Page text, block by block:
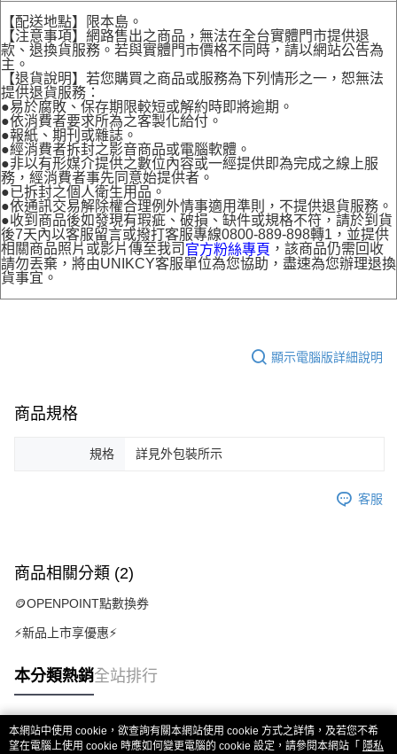
【配送地點】限本島。
【注意事項】網路售出之商品，無法在全台實體門市提供退
款、退換貨服務。若與實體門市價格不同時，請以網站公告為
主。
【退貨說明】若您購買之商品或服務為下列情形之一，恕無法
提供退貨服務：
●易於腐敗、保存期限較短或解約時即將逾期。
●依消費者要求所為之客製化給付。
●報紙、期刊或雜誌。
●經消費者拆封之影音商品或電腦軟體。
●非以有形媒介提供之數位內容或一經提供即為完成之線上服
務，經消費者事先同意始提供者。
●已拆封之個人衛生用品。
●依通訊交易解除權合理例外情事適用準則，不提供退貨服務。
●收到商品後如發現有瑕疵、破損、缺件或規格不符，請於到貨
後7天內以客服留言或撥打客服專線0800-889-898轉1，並提供
相關商品照片或影片傳至我司 官方粉絲專頁 ，該商品仍需回收
請勿丟棄，將由UNIKCY客服單位為您協助，盡速為您辦理退換
貨事宜。
顯示電腦版詳細說明
商品規格
規格 詳見外包裝所示
客服
商品相關分類 (2)
🪙OPENPOINT點數換券
⚡新品上市享優惠⚡
本分類熱銷全站排行
熱門標籤
本網站中使用 cookie，欲查詢有關本網站使用 cookie 方式之詳情，及若您不希
望在電腦上使用 cookie 時應如何變更電腦的 cookie 設定，請參閱本網站「 隱私